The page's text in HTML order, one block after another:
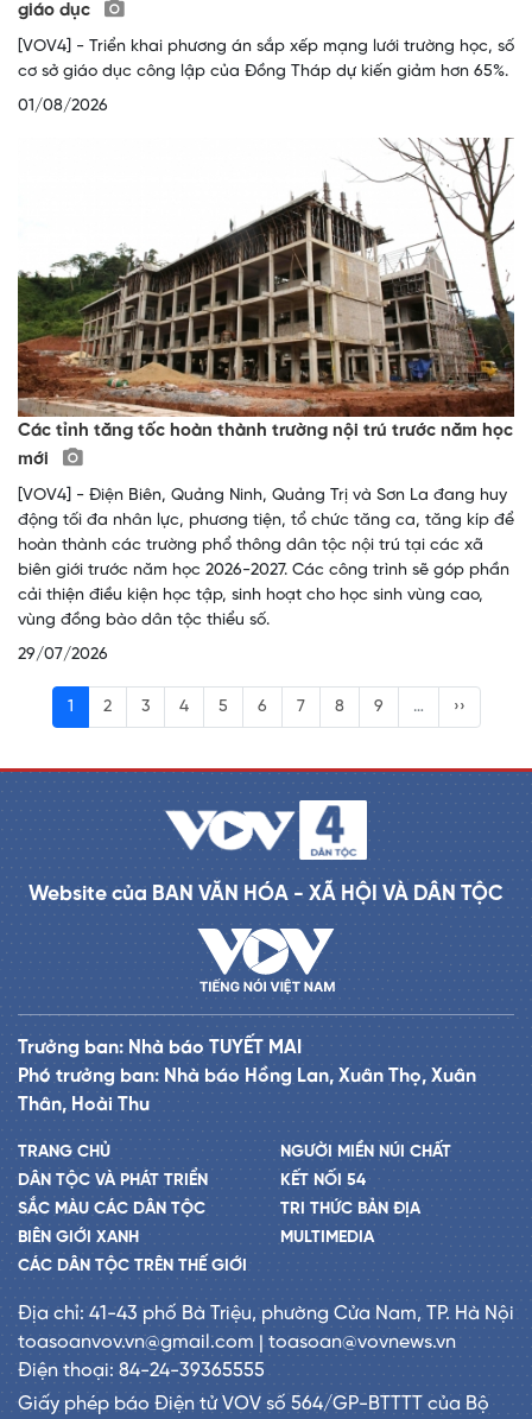
giáo dục
[VOV4] - Triển khai phương án sắp xếp mạng lưới trường học, số
cơ sở giáo dục công lập của Đồng Tháp dự kiến giảm hơn 65%.
01/08/2026
Các tỉnh tăng tốc hoàn thành trường nội trú trước năm học
mới
[VOV4] - Điện Biên, Quảng Ninh, Quảng Trị và Sơn La đang huy
động tối đa nhân lực, phương tiện, tổ chức tăng ca, tăng kíp để
hoàn thành các trường phổ thông dân tộc nội trú tại các xã
biên giới trước năm học 2026-2027. Các công trình sẽ góp phần
cải thiện điều kiện học tập, sinh hoạt cho học sinh vùng cao,
vùng đồng bào dân tộc thiểu số.
29/07/2026
1 2 3 4 5 6 7 8 9 … ››
Website của BAN VĂN HÓA - XÃ HỘI VÀ DÂN TỘC
Trưởng ban: Nhà báo TUYẾT MAI
Phó trưởng ban: Nhà báo Hồng Lan, Xuân Thọ, Xuân
Thân, Hoài Thu
TRANG CHỦ
DÂN TỘC VÀ PHÁT TRIỂN
SẮC MÀU CÁC DÂN TỘC
BIÊN GIỚI XANH
CÁC DÂN TỘC TRÊN THẾ GIỚI
NGƯỜI MIỀN NÚI CHẤT
KẾT NỐI 54
TRI THỨC BẢN ĐỊA
MULTIMEDIA
Địa chỉ: 41-43 phố Bà Triệu, phường Cửa Nam, TP. Hà Nội
toasoanvov.vn@gmail.com | toasoan@vovnews.vn
Điện thoại: 84-24-39365555
Giấy phép báo Điện tử VOV số 564/GP-BTTTT của Bộ